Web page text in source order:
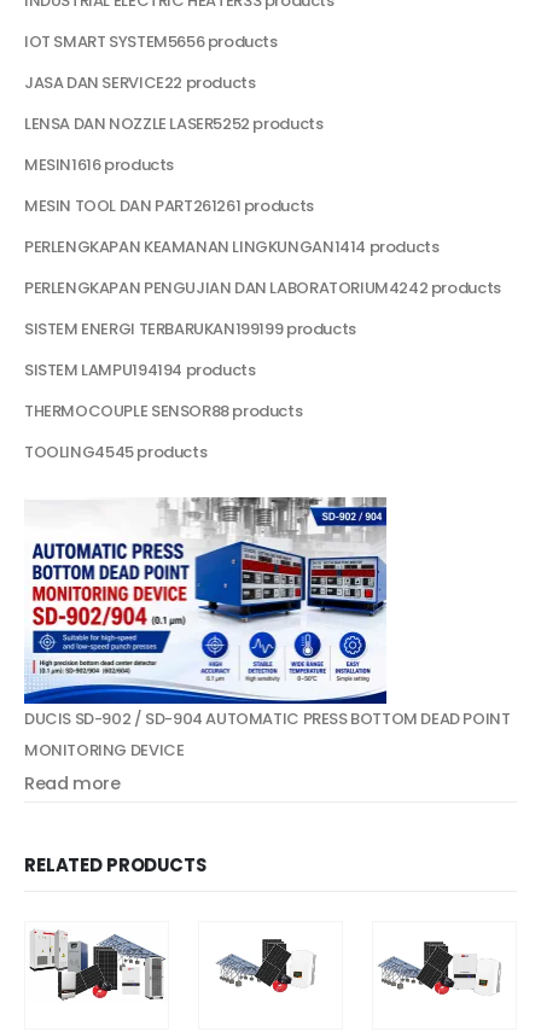
IOT SMART SYSTEM5656 products
JASA DAN SERVICE22 products
LENSA DAN NOZZLE LASER5252 products
MESIN1616 products
MESIN TOOL DAN PART261261 products
PERLENGKAPAN KEAMANAN LINGKUNGAN1414 products
PERLENGKAPAN PENGUJIAN DAN LABORATORIUM4242 products
SISTEM ENERGI TERBARUKAN199199 products
SISTEM LAMPU194194 products
THERMOCOUPLE SENSOR88 products
TOOLING4545 products
DUCIS SD-902 / SD-904 AUTOMATIC PRESS BOTTOM DEAD POINT
MONITORING DEVICE
Read more
RELATED PRODUCTS